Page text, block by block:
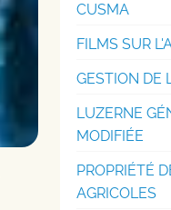
CUSMA
FILMS SUR
GESTION DE
LUZERNE
MODIFIÉE
PROPRIÉTÉ
AGRICOLES